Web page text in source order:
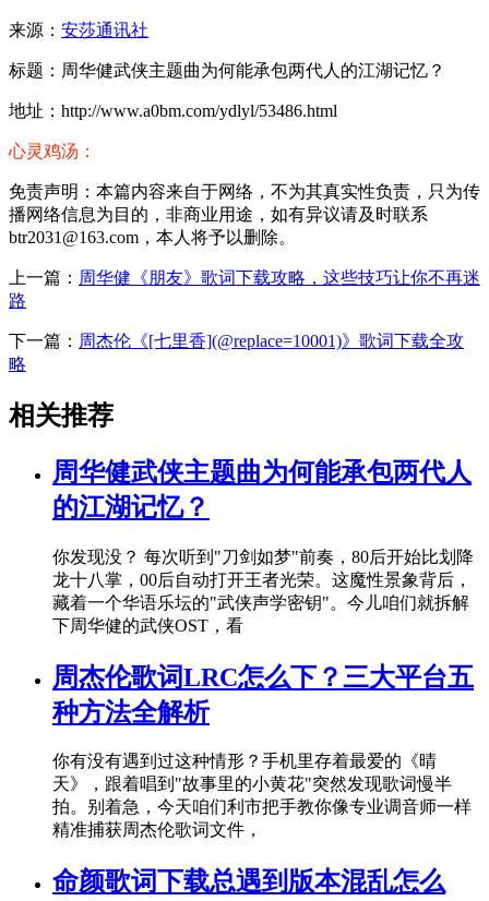
来源： 安莎通讯社
标题：周华健武侠主题曲为何能承包两代人的江湖记忆？
地址：http://www.a0bm.com/ydlyl/53486.html
心灵鸡汤：
免责声明：本篇内容来自于网络，不为其真实性负责，只为传
播网络信息为目的，非商业用途，如有异议请及时联系
btr2031@163.com，本人将予以删除。
上一篇： 周华健《朋友》歌词下载攻略，这些技巧让你不再迷
路
下一篇： 周杰伦《[七里香](@replace=10001)》歌词下载全攻
略
相关推荐
周华健武侠主题曲为何能承包两代人
的江湖记忆？
你发现没？ 每次听到"刀剑如梦"前奏，80后开始比划降
龙十八掌，00后自动打开王者光荣。这魔性景象背后，
藏着一个华语乐坛的"武侠声学密钥"。今儿咱们就拆解
下周华健的武侠OST，看
周杰伦歌词LRC怎么下？三大平台五
种方法全解析
你有没有遇到过这种情形？手机里存着最爱的《晴
天》，跟着唱到"故事里的小黄花"突然发现歌词慢半
拍。别着急，今天咱们利市把手教你像专业调音师一样
精准捕获周杰伦歌词文件，
命颜歌词下载总遇到版本混乱怎么